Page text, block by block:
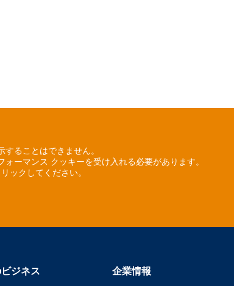
することはできません。
ーマンス クッキーを受け入れる必要があります。
ックしてください。
ジネス
企業情報